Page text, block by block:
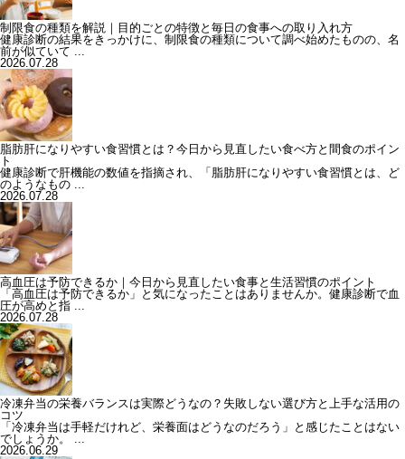
制限食の種類を解説｜目的ごとの特徴と毎日の食事への取り入れ方
健康診断の結果をきっかけに、制限食の種類について調べ始めたものの、名
前が似ていて ...
2026.07.28
脂肪肝になりやすい食習慣とは？今日から見直したい食べ方と間食のポイン
ト
健康診断で肝機能の数値を指摘され、「脂肪肝になりやすい食習慣とは、ど
のようなもの ...
2026.07.28
高血圧は予防できるか｜今日から見直したい食事と生活習慣のポイント
「高血圧は予防できるか」と気になったことはありませんか。健康診断で血
圧が高めと指 ...
2026.07.28
冷凍弁当の栄養バランスは実際どうなの？失敗しない選び方と上手な活用の
コツ
「冷凍弁当は手軽だけれど、栄養面はどうなのだろう」と感じたことはない
でしょうか。 ...
2026.06.29